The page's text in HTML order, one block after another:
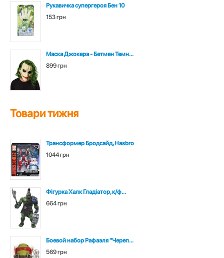
Рукавичка супергероя Бен 10
153 грн
Маска Джокера - Бетмен Темн...
899 грн
Товари тижня
Трансформер Бродсайд, Hasbro
1044 грн
Фігурка Халк Гладіатор, к/ф...
664 грн
Боевой набор Рафаэля "Череп...
569 грн